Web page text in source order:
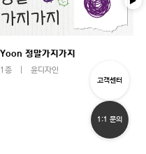
Yoon 정말가지가지
1종 윤디자인
고객센터
1:1 문의